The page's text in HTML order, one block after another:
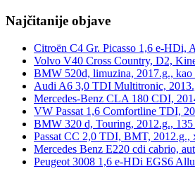
Najčitanije objave
Citroën C4 Gr. Picasso 1,6 e-HDi,
Volvo V40 Cross Country, D2,
BMW 520d, limuzina, 2017.g., kao
Audi A6 3,0 TDI Multitronic,
Mercedes-Benz CLA 180 CDI,
VW Passat 1,6 Comfortline TDI,
BMW 320 d, Touring, 2012.g.,
Passat CC 2,0 TDI, BMT, 2012.g.,
Mercedes Benz E220 cdi cabrio,
Peugeot 3008 1,6 e-HDi EGS6